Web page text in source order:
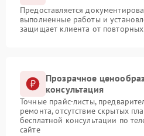
Предоставляется
выполненные работы и
защищает клиента от
Прозрачное
консультация
Точные прайс-листы,
ремонта, отсутствие скрытых
бесплатной консультации по
сайте